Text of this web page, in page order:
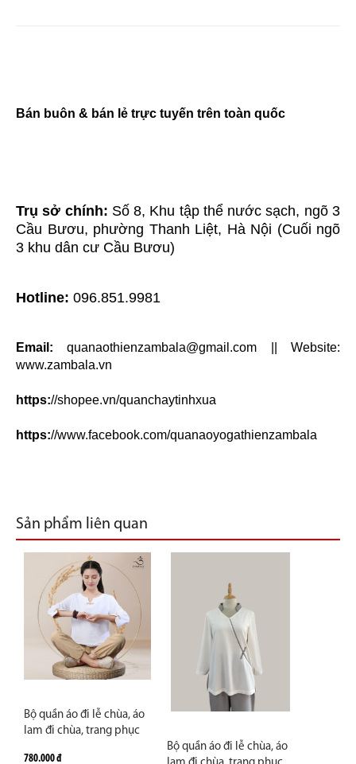
Bán buôn & bán lẻ trực tuyến trên toàn quốc
Trụ sở chính: Số 8, Khu tập thể nước sạch, ngõ 3
Cầu Bươu, phường Thanh Liệt, Hà Nội (Cuối ngõ
3 khu dân cư Cầu Bươu)
Hotline: 096.851.9981
Email: quanaothienzambala@gmail.com || Website:
www.zambala.vn
https://shopee.vn/quanchaytinhxua
https://www.facebook.com/quanaoyogathienzambala
Sản phẩm liên quan
Bộ quần áo đi lễ chùa, áo
lam đi chùa, trang phục
780.000 đ
Bộ quần áo đi lễ chùa, áo